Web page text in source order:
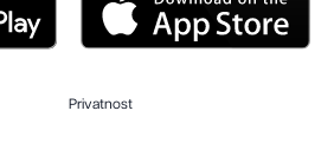
Privatnost